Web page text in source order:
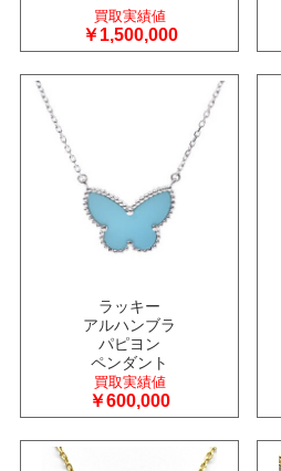
買取実績値
￥1,500,000
ラッキー
アルハンブラ
パピヨン
ペンダント
買取実績値
￥600,000